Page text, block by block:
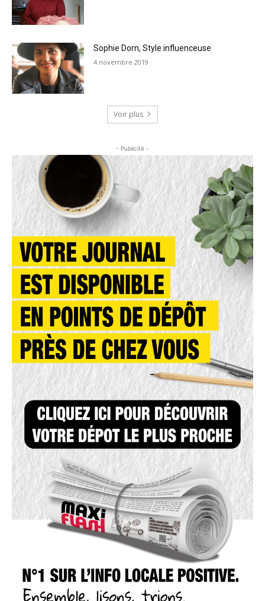
Sophie Dorn, Style influenceuse
4 novembre 2019
Voir plus
- Publicité -